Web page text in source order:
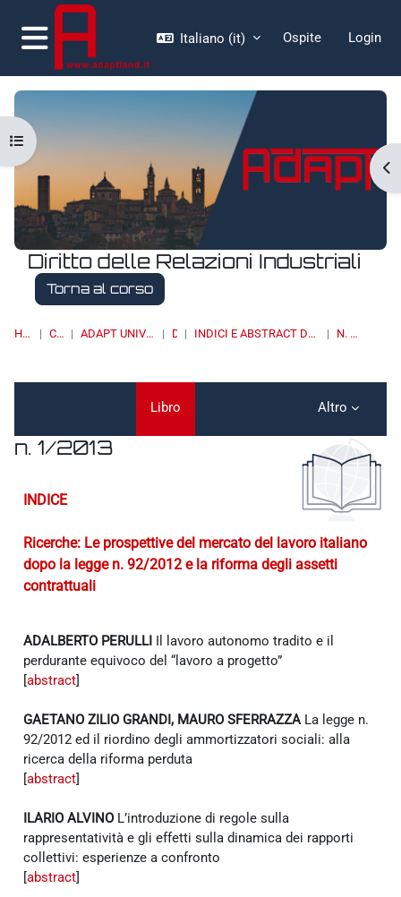
Vai al contenuto principale
Pannello laterale
Italiano ‎(it)‎ Ospite Login
Diritto delle Relazioni Industriali
Torna al corso
HOME CORSI ADAPT UNIVERSITY PRESS DRI INDICI E ABSTRACT DEI NUMERI PUBBLICATI N. 1/2013
Apri indice del corso
Libro Altro
n. 1/2013
INDICE
Ricerche: Le prospettive del mercato del lavoro italiano
dopo la legge n. 92/2012 e la riforma degli assetti
contrattuali
ADALBERTO PERULLI Il lavoro autonomo tradito e il
perdurante equivoco del “lavoro a progetto”
[abstract]
GAETANO ZILIO GRANDI, MAURO SFERRAZZALa legge n.
92/2012 ed il riordino degli ammortizzatori sociali: alla
ricerca della riforma perduta
[abstract]
ILARIO ALVINO L’introduzione di regole sulla
rappresentatività e gli effetti sulla dinamica dei rapporti
collettivi: esperienze a confronto
[abstract]